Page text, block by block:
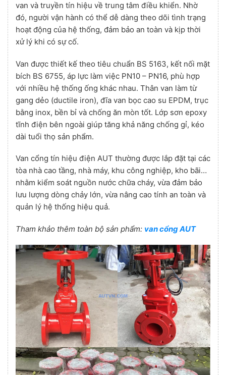
van và truyền tín hiệu về trung tâm điều khiển. Nhờ
đó, người vận hành có thể dễ dàng theo dõi tình trạng
hoạt động của hệ thống, đảm bảo an toàn và kịp thời
xử lý khi có sự cố.
Van được thiết kế theo tiêu chuẩn BS 5163, kết nối mặt
bích BS 6755, áp lực làm việc PN10 – PN16, phù hợp
với nhiều hệ thống ống khác nhau. Thân van làm từ
gang dẻo (ductile iron), đĩa van bọc cao su EPDM, trục
bằng inox, bền bỉ và chống ăn mòn tốt. Lớp sơn epoxy
tĩnh điện bên ngoài giúp tăng khả năng chống gỉ, kéo
dài tuổi thọ sản phẩm.
Van cổng tín hiệu điện AUT thường được lắp đặt tại các
tòa nhà cao tầng, nhà máy, khu công nghiệp, kho bãi…
nhằm kiểm soát nguồn nước chữa cháy, vừa đảm bảo
lưu lượng dòng chảy lớn, vừa nâng cao tính an toàn và
quản lý hệ thống hiệu quả.
Tham khảo thêm toàn bộ sản phẩm: van cổng AUT